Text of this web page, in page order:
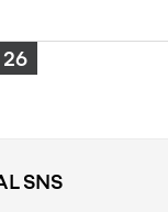
26
SNS